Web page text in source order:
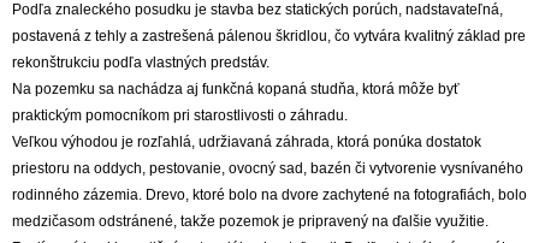
Podľa znaleckého posudku je stavba bez statických porúch, nadstavateľná,
postavená z tehly a zastrešená pálenou škridlou, čo vytvára kvalitný základ pre
rekonštrukciu podľa vlastných predstáv.
Na pozemku sa nachádza aj funkčná kopaná studňa, ktorá môže byť
praktickým pomocníkom pri starostlivosti o záhradu.
Veľkou výhodou je rozľahlá, udržiavaná záhrada, ktorá ponúka dostatok
priestoru na oddych, pestovanie, ovocný sad, bazén či vytvorenie vysnívaného
rodinného zázemia. Drevo, ktoré bolo na dvore zachytené na fotografiách, bolo
medzičasom odstránené, takže pozemok je pripravený na ďalšie využitie.